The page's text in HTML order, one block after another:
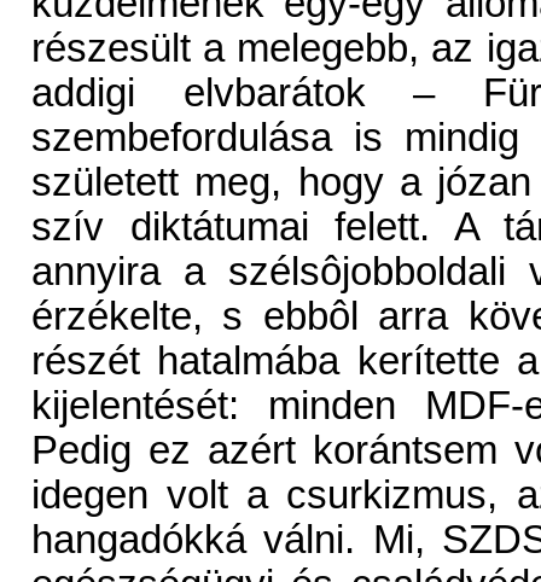
részesült a melegebb, az
addigi elvbarátok –
szembefordulása is
született meg, hogy a
szív diktátumai felett. A
annyira a szélsôjobboldali
érzékelte, s ebbôl arra
részét hatalmába kerítette
kijelentését: minden
Pedig ez azért korántsem
idegen volt a csurkizmus,
hangadókká válni. Mi,